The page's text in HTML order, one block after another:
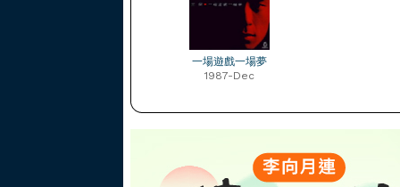
一場遊戲一場夢
1987-Dec